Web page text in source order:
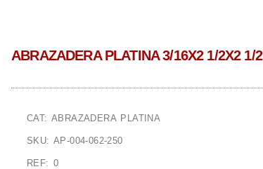
ABRAZADERA PLATINA 3/16X2 1/2X2 1/2
CAT: ABRAZADERA PLATINA
SKU: AP-004-062-250
REF: 0